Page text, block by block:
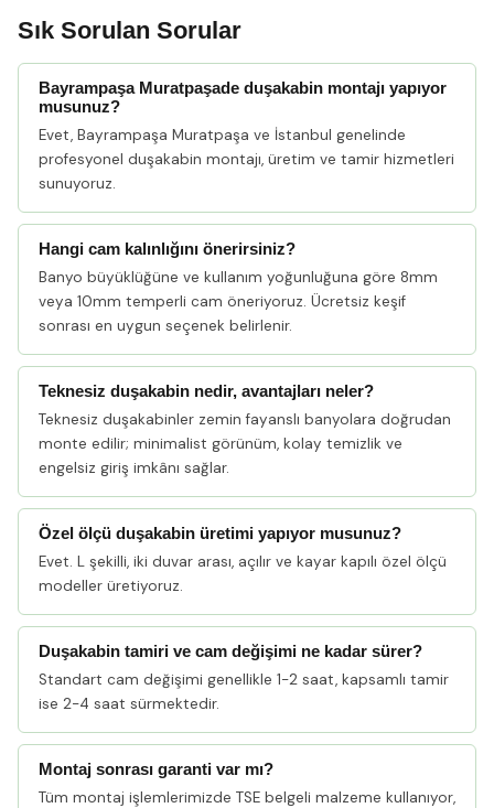
Sık Sorulan Sorular
Bayrampaşa Muratpaşade duşakabin montajı yapıyor
musunuz?
Evet, Bayrampaşa Muratpaşa ve İstanbul genelinde
profesyonel duşakabin montajı, üretim ve tamir hizmetleri
sunuyoruz.
Hangi cam kalınlığını önerirsiniz?
Banyo büyüklüğüne ve kullanım yoğunluğuna göre 8mm
veya 10mm temperli cam öneriyoruz. Ücretsiz keşif
sonrası en uygun seçenek belirlenir.
Teknesiz duşakabin nedir, avantajları neler?
Teknesiz duşakabinler zemin fayanslı banyolara doğrudan
monte edilir; minimalist görünüm, kolay temizlik ve
engelsiz giriş imkânı sağlar.
Özel ölçü duşakabin üretimi yapıyor musunuz?
Evet. L şekilli, iki duvar arası, açılır ve kayar kapılı özel ölçü
modeller üretiyoruz.
Duşakabin tamiri ve cam değişimi ne kadar sürer?
Standart cam değişimi genellikle 1-2 saat, kapsamlı tamir
ise 2-4 saat sürmektedir.
Montaj sonrası garanti var mı?
Tüm montaj işlemlerimizde TSE belgeli malzeme kullanıyor,